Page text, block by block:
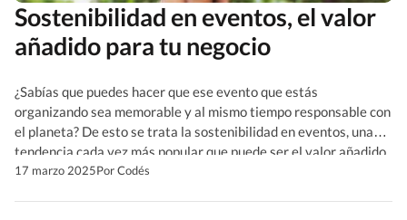
Sostenibilidad en eventos, el valor
añadido para tu negocio
¿Sabías que puedes hacer que ese evento que estás
organizando sea memorable y al mismo tiempo responsable con
el planeta? De esto se trata la sostenibilidad en eventos, una
tendencia cada vez más popular que puede ser el valor añadido
que le hace falta a tu marca para destacar. Hoy te contaremos
17 marzo 2025Por Codés